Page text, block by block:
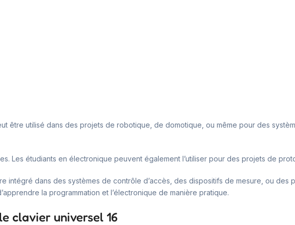
être utilisé dans des projets de robotique, de domotique, ou même pour des
Les étudiants en électronique peuvent également l’utiliser pour des projets de
intégré dans des systèmes de contrôle d’accès, des dispositifs de mesure, ou des
la programmation et l’électronique de manière pratique.
clavier universel 16